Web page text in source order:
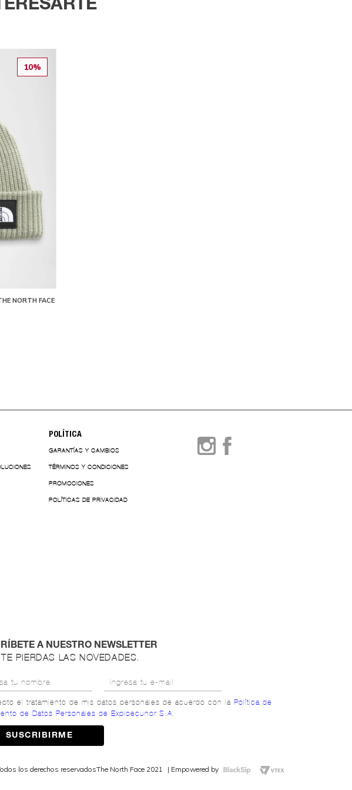
10%
NORTH FACE
POLÍTICA
GARANTÍAS Y CAMBIOS
TÉRMINOS Y CONDICIONES
PROMOCIONES
POLÍTICAS DE PRIVACIDAD
A NUESTRO NEWSLETTER
PIERDAS LAS NOVEDADES.
el tratamiento de mis datos personales de acuerdo con la Política de
de Datos Personales de Exploecunor S.A.
los derechos reservadosThe North Face 2021 Empowered by